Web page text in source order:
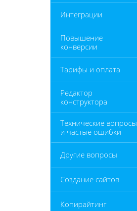
Интеграции
Повышение
конверсии
Тарифы и оплата
Редактор
конструктора
Технические вопросы
и частые ошибки
Другие вопросы
Создание сайтов
Копирайтинг